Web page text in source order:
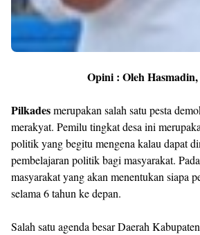
Opini : Oleh
Pilkadesmerupakan salah satu pesta
merakyat. Pemilu tingkat desa ini
politik yang begitu mengena kalau dapat
pembelajaran politik bagi masyarakat.
masyarakat yang akan menentukan siapa
selama 6 tahun ke depan.
Salah satu agenda besar Daerah